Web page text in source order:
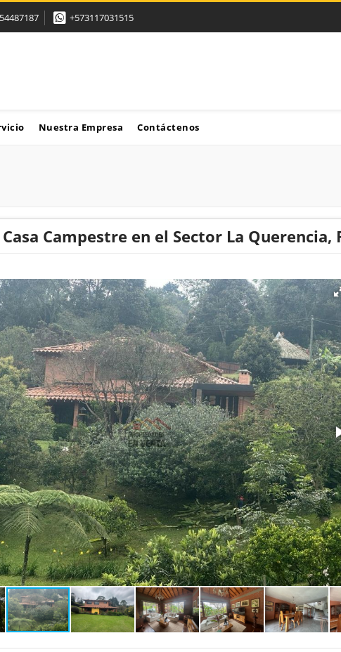
+573117031515
Nuestra Empresa Contáctenos
Campestre en el Sector La Querencia,